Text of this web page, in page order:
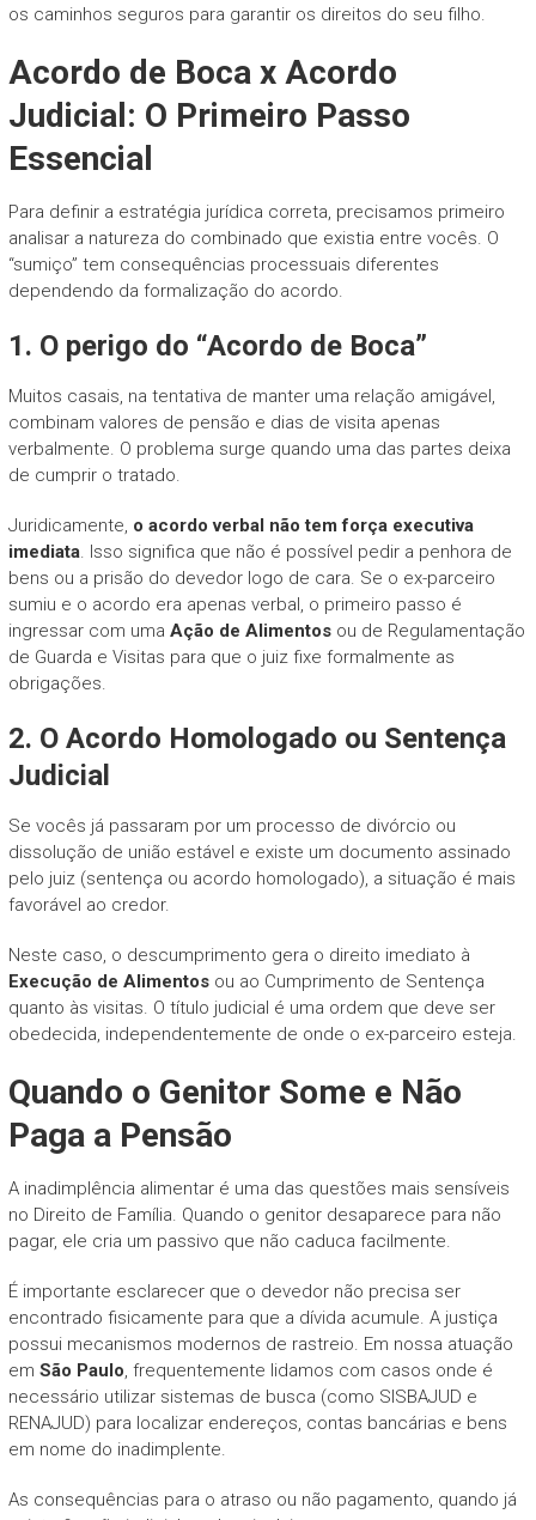
os caminhos seguros para garantir os direitos do seu filho.
Acordo de Boca x Acordo
Judicial: O Primeiro Passo
Essencial
Para definir a estratégia jurídica correta, precisamos primeiro
analisar a natureza do combinado que existia entre vocês. O
“sumiço” tem consequências processuais diferentes
dependendo da formalização do acordo.
1. O perigo do “Acordo de Boca”
Muitos casais, na tentativa de manter uma relação amigável,
combinam valores de pensão e dias de visita apenas
verbalmente. O problema surge quando uma das partes deixa
de cumprir o tratado.
Juridicamente, o acordo verbal não tem força executiva
imediata. Isso significa que não é possível pedir a penhora de
bens ou a prisão do devedor logo de cara. Se o ex-parceiro
sumiu e o acordo era apenas verbal, o primeiro passo é
ingressar com uma Ação de Alimentosou de Regulamentação
de Guarda e Visitas para que o juiz fixe formalmente as
obrigações.
2. O Acordo Homologado ou Sentença
Judicial
Se vocês já passaram por um processo de divórcio ou
dissolução de união estável e existe um documento assinado
pelo juiz (sentença ou acordo homologado), a situação é mais
favorável ao credor.
Neste caso, o descumprimento gera o direito imediato à
Execução de Alimentosou ao Cumprimento de Sentença
quanto às visitas. O título judicial é uma ordem que deve ser
obedecida, independentemente de onde o ex-parceiro esteja.
Quando o Genitor Some e Não
Paga a Pensão
A inadimplência alimentar é uma das questões mais sensíveis
no Direito de Família. Quando o genitor desaparece para não
pagar, ele cria um passivo que não caduca facilmente.
É importante esclarecer que o devedor não precisa ser
encontrado fisicamente para que a dívida acumule. A justiça
possui mecanismos modernos de rastreio. Em nossa atuação
em São Paulo, frequentemente lidamos com casos onde é
necessário utilizar sistemas de busca (como SISBAJUD e
RENAJUD) para localizar endereços, contas bancárias e bens
em nome do inadimplente.
As consequências para o atraso ou não pagamento, quando já